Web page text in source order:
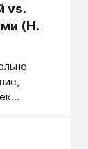
vs.
(Н.